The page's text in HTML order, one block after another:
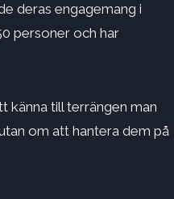
deras engagemang i
personer och har
känna till terrängen man
om att hantera dem på